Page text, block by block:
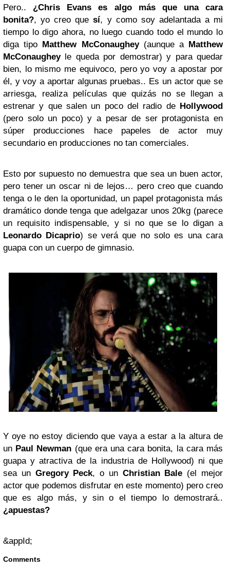
Pero.. ¿Chris Evans es algo más que una cara
bonita?, yo creo quesí, y como soy adelantada a mi
tiempo lo digo ahora, no luego cuando todo el mundo lo
diga tipo Matthew McConaughey(aunque a Matthew
McConaugheyle queda por demostrar) y para quedar
bien, lo mismo me equivoco, pero yo voy a apostar por
él, y voy a aportar algunas pruebas.. Es un actor que se
arriesga, realiza películas que quizás no se llegan a
estrenar y que salen un poco del radio de Hollywood
(pero solo un poco) y a pesar de ser protagonista en
súper producciones hace papeles de actor muy
secundario en producciones no tan comerciales.
Esto por supuesto no demuestra que sea un buen actor,
pero tener un oscar ni de lejos… pero creo que cuando
tenga o le den la oportunidad, un papel protagonista más
dramático donde tenga que adelgazar unos 20kg (parece
un requisito indispensable, y si no que se lo digan a
Leonardo Dicaprio) se verá que no solo es una cara
guapa con un cuerpo de gimnasio.
Y oye no estoy diciendo que vaya a estar a la altura de
un Paul Newman (que era una cara bonita, la cara más
guapa y atractiva de la industria de Hollywood) ni que
sea unGregory Peck, o un Christian Bale (el mejor
actor que podemos disfrutar en este momento) pero creo
que es algo más, y sin o el tiempo lo demostrará..
¿apuestas?
&appId;
Comments